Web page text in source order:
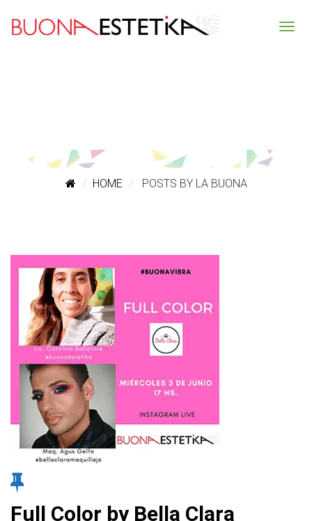
HOME POSTS BY LA BUONA
Full Color by Bella Clara